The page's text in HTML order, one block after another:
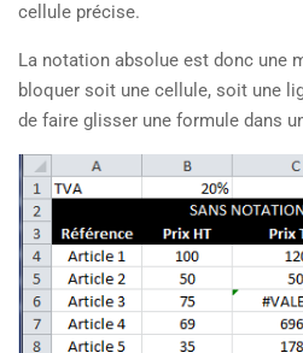
cellule précise.
La notation absolue est donc une
bloquer soit une cellule, soit une
de faire glisser une formule dans